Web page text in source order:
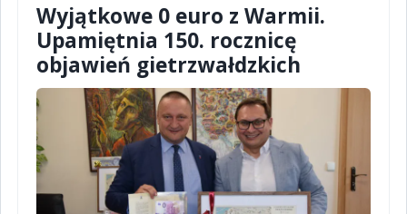
Wyjątkowe 0 euro z Warmii.
Upamiętnia 150. rocznicę
objawień gietrzwałdzkich